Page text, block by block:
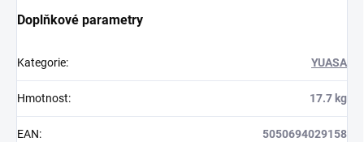
Doplňkové parametry
Kategorie: YUASA
Hmotnost: 17.7 kg
EAN: 5050694029158